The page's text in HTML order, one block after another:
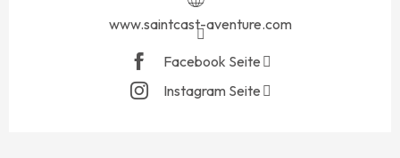
www.saintcast-aventure.com
Facebook Seite
Instagram Seite